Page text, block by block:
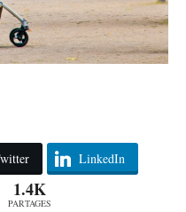
LinkedIn
1.4K
PARTAGES